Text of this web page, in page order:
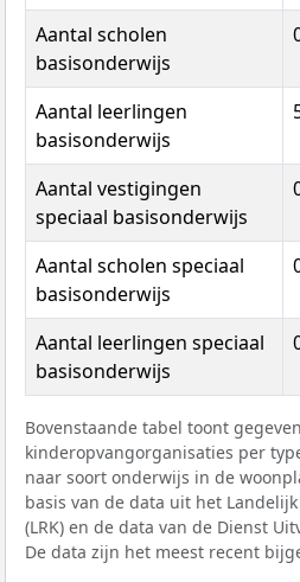
Aantal scholen
basisonderwijs
Aantal leerlingen
basisonderwijs
Aantal vestigingen
speciaal basisonderwijs
Aantal scholen speciaal
basisonderwijs
Aantal leerlingen speciaal
basisonderwijs
Bovenstaande tabel toont
kinderopvangorganisaties per
naar soort onderwijs in de
basis van de data uit het
(LRK) en de data van de Dienst
De data zijn het meest recent